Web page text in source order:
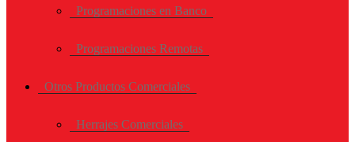
Programaciones en Banco
Programaciones Remotas
Otros Productos Comerciales
Herrajes Comerciales